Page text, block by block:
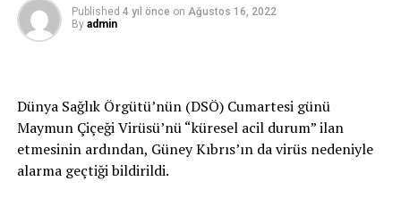
Published 4 yıl önce on Ağustos 16, 2022
By admin
Dünya Sağlık Örgütü’nün (DSÖ) Cumartesi günü
Maymun Çiçeği Virüsü’nü “küresel acil durum” ilan
etmesinin ardından, Güney Kıbrıs’ın da virüs nedeniyle
alarma geçtiği bildirildi.